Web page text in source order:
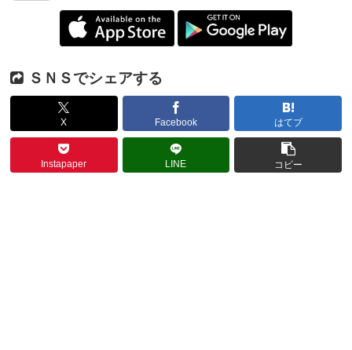
ＳＮＳでシェアする
X Facebook はてブ
Instapaper LINE コピー